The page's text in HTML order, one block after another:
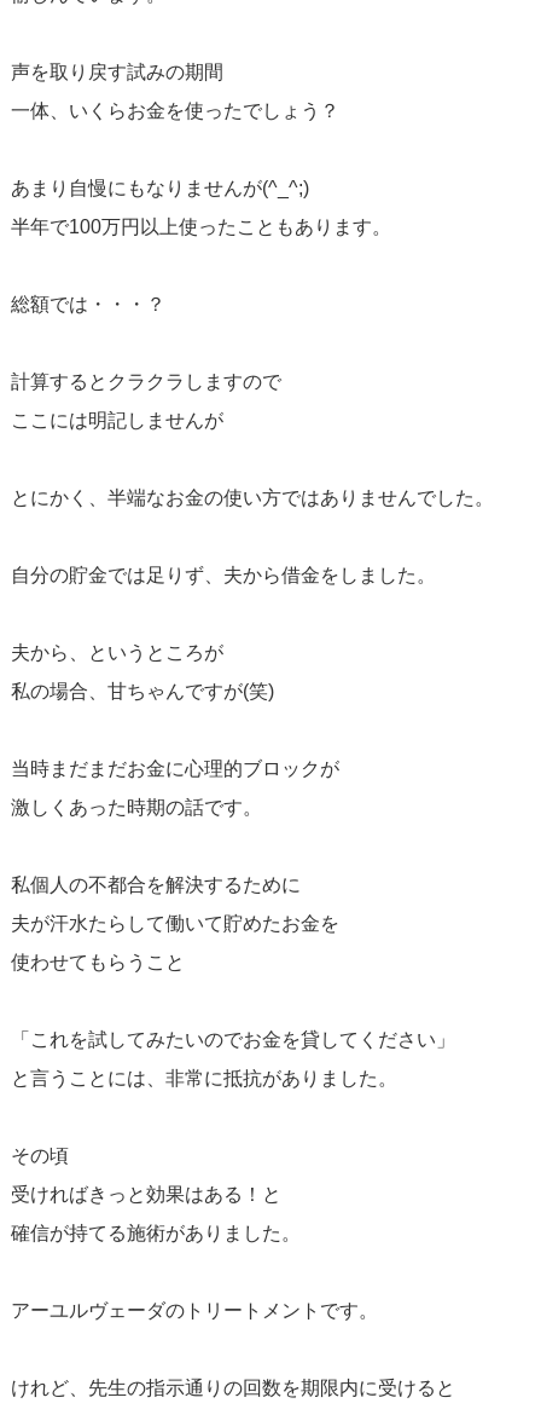
声を取り戻す試みの期間
一体、いくらお金を使ったでしょう？
あまり自慢にもなりませんが(^_^;)
半年で100万円以上使ったこともあります。
総額では・・・？
計算するとクラクラしますので
ここには明記しませんが
とにかく、半端なお金の使い方ではありませんでした。
自分の貯金では足りず、夫から借金をしました。
夫から、というところが
私の場合、甘ちゃんですが(笑)
当時まだまだお金に心理的ブロックが
激しくあった時期の話です。
私個人の不都合を解決するために
夫が汗水たらして働いて貯めたお金を
使わせてもらうこと
「これを試してみたいのでお金を貸してください」
と言うことには、非常に抵抗がありました。
その頃
受ければきっと効果はある！と
確信が持てる施術がありました。
アーユルヴェーダのトリートメントです。
けれど、先生の指示通りの回数を期限内に受けると